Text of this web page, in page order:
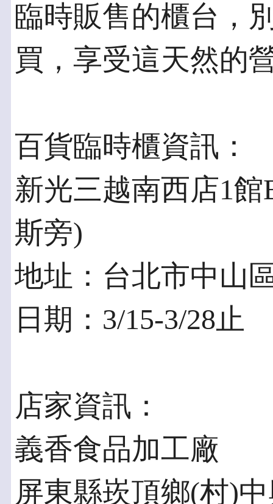
臨時販售的櫃台，
買，享受這天然的
百貨臨時櫃資訊：
新光三越南西店1館
斯旁)
地址：台北市中山
日期：3/15-3/28止
店家資訊：
義香食品加工廠
屏東縣崁頂鄉(村)